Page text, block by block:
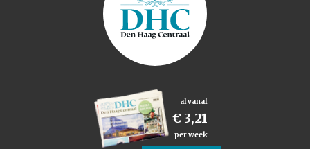
al vanaf
€ 3,21
per week